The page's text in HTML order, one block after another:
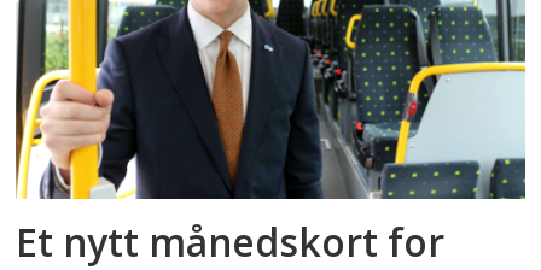
Et nytt månedskort for